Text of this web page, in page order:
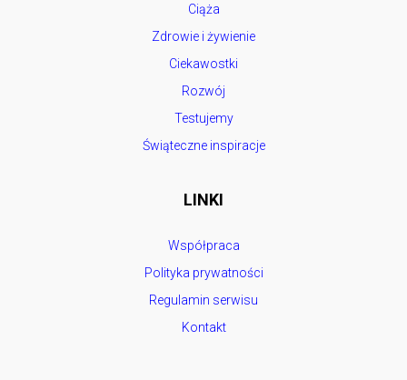
Ciąża
Zdrowie i żywienie
Ciekawostki
Rozwój
Testujemy
Świąteczne inspiracje
LINKI
Współpraca
Polityka prywatności
Regulamin serwisu
Kontakt